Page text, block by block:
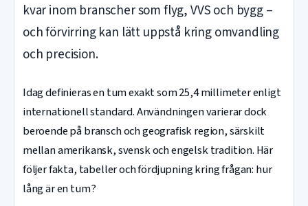
kvar inom branscher som flyg, VVS och bygg –
och förvirring kan lätt uppstå kring omvandling
och precision.
Idag definieras en tum exakt som 25,4 millimeter enligt
internationell standard. Användningen varierar dock
beroende på bransch och geografisk region, särskilt
mellan amerikansk, svensk och engelsk tradition. Här
följer fakta, tabeller och fördjupning kring frågan: hur
lång är en tum?